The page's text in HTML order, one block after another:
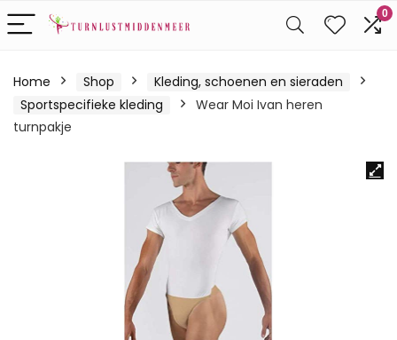
0
Home Shop
Kleding, schoenen en sieraden
Sportspecifieke kleding
Wear Moi Ivan heren
turnpakje